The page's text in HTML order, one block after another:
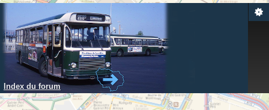
Index du forum